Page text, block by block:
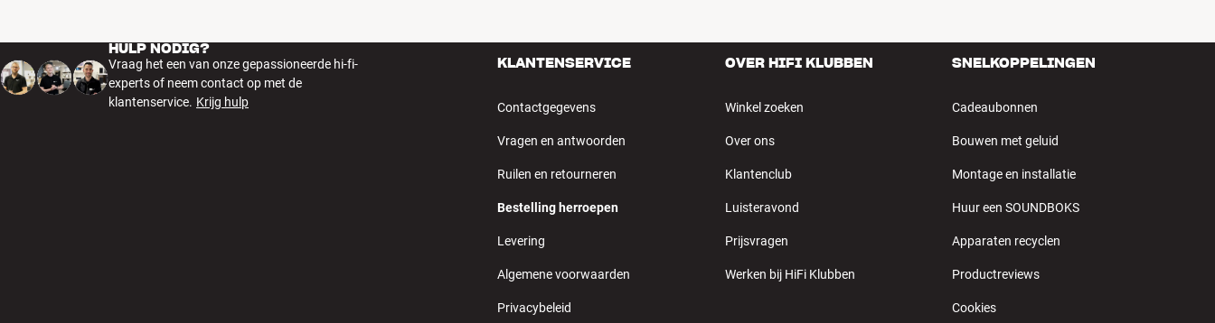
HULP NODIG?
Vraag het een van onze gepassioneerde hi-fi-
experts of neem contact op met de
klantenservice. Krijg hulp
KLANTENSERVICE
Contactgegevens
Vragen en antwoorden
Ruilen en retourneren
Bestelling herroepen
Levering
Algemene voorwaarden
Privacybeleid
OVER HIFI KLUBBEN
Winkel zoeken
Over ons
Klantenclub
Luisteravond
Prijsvragen
Werken bij HiFi Klubben
SNELKOPPELINGEN
Cadeaubonnen
Bouwen met geluid
Montage en installatie
Huur een SOUNDBOKS
Apparaten recyclen
Productreviews
Cookies